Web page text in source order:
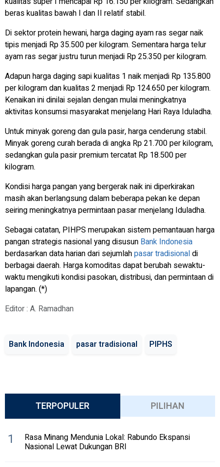
beras kualitas bawah I dan II relatif stabil.
Di sektor protein hewani, harga daging ayam ras segar naik
tipis menjadi Rp 35.500 per kilogram. Sementara harga telur
ayam ras segar justru turun menjadi Rp 25.350 per kilogram.
Adapun harga daging sapi kualitas 1 naik menjadi Rp 135.800
per kilogram dan kualitas 2 menjadi Rp 124.650 per kilogram.
Kenaikan ini dinilai sejalan dengan mulai meningkatnya
aktivitas konsumsi masyarakat menjelang Hari Raya Iduladha.
Untuk minyak goreng dan gula pasir, harga cenderung stabil.
Minyak goreng curah berada di angka Rp 21.700 per kilogram,
sedangkan gula pasir premium tercatat Rp 18.500 per
kilogram.
Kondisi harga pangan yang bergerak naik ini diperkirakan
masih akan berlangsung dalam beberapa pekan ke depan
seiring meningkatnya permintaan pasar menjelang Iduladha.
Sebagai catatan, PIHPS merupakan sistem pemantauan harga
pangan strategis nasional yang disusun Bank Indonesia
berdasarkan data harian dari sejumlahpasar tradisionaldi
berbagai daerah. Harga komoditas dapat berubah sewaktu-
waktu mengikuti kondisi pasokan, distribusi, dan permintaan di
lapangan. (*)
Editor : A. Ramadhan
Bank Indonesia pasar tradisional PIPHS
TERPOPULER PILIHAN
1 Rasa Minang Mendunia Lokal: Rabundo Ekspansi
Nasional Lewat Dukungan BRI